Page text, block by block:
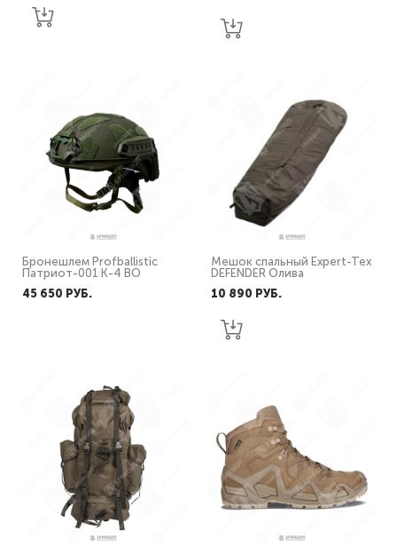
Бронешлем Profballistic
Патриот-001 К-4 ВО
45 650 PУБ.
Мешок спальный Expert-Tex
DEFENDER Олива
10 890 PУБ.